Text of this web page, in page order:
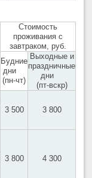
Стоимость
проживания с
завтраком, руб.
Будние
дни
(пн-чт)
Выходные и
праздничные
дни
(пт-вскр)
3 500 3 800
3 800 4 300